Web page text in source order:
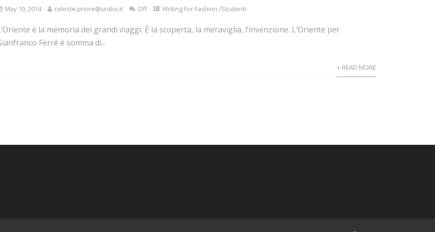
May 10, 2014 celeste.priore@unibo.it Off Writing For Fashion /Studenti
è la memoria dei grandi viaggi. È la scoperta, la meraviglia, l’invenzione. L’Oriente per
Ferré è somma di...
+ READ MORE